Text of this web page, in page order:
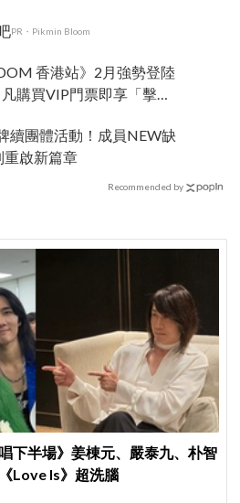
PR・Pikmin Bloom
香港站》2月強勢登陸
續團體活動！成員NEW缺
啟新篇章
Recommended by
下半場》姜棟元、嚴泰九、朴智
Love Is》超洗腦